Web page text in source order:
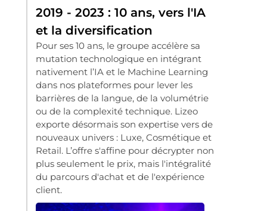
2019 - 2023 : 10 ans, vers l'IA
et la diversification
Pour ses 10 ans, le groupe accélère sa
mutation technologique en intégrant
nativement l’IA et le Machine Learning
dans nos plateformes pour lever les
barrières de la langue, de la volumétrie
ou de la complexité technique. Lizeo
exporte désormais son expertise vers de
nouveaux univers : Luxe, Cosmétique et
Retail. L’offre s'affine pour décrypter non
plus seulement le prix, mais l'intégralité
du parcours d'achat et de l'expérience
client.